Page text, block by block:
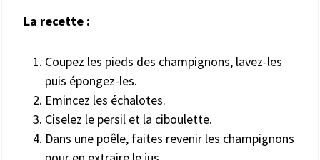
La recette :
Coupez les pieds des champignons, lavez-les
puis épongez-les.
Emincez les échalotes.
Ciselez le persil et la ciboulette.
Dans une poêle, faites revenir les champignons